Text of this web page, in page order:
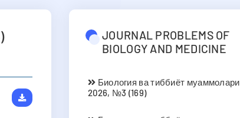
JOURNAL PROBLEMS OF
BIOLOGY AND MEDICINE
Биология ва тиббиёт муаммолари
2026, №3 (169)